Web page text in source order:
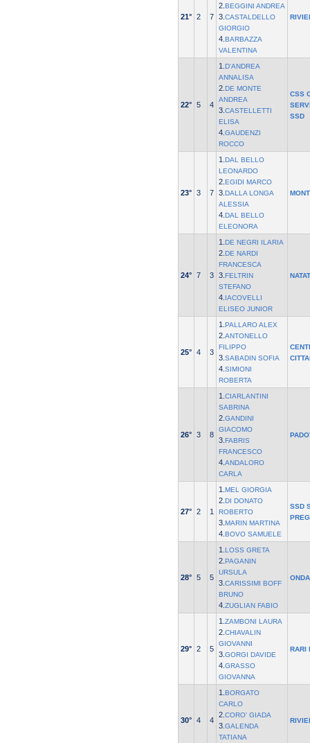
21° 2 7
2. BEGGINI ANDREA
3. CASTALDELLO
GIORGIO
4. BARBAZZA
VALENTINA
22° 5 4
1. D'ANDREA
ANNALISA
2. DE MONTE
ANDREA
3. CASTELLETTI
ELISA
4. GAUDENZI
ROCCO
CSS
SSD
23° 3 7
1. DAL BELLO
LEONARDO
2. EGIDI MARCO
3. DALLA LONGA
ALESSIA
4. DAL BELLO
ELEONORA
24° 7 3
1. DE NEGRI ILARIA
2. DE NARDI
FRANCESCA
3. FELTRIN
STEFANO
4. IACOVELLI
ELISEO JUNIOR
25° 4 3
1. PALLARO ALEX
2. ANTONELLO
FILIPPO
3. SABADIN SOFIA
4. SIMIONI
ROBERTA
26° 3 8
1. CIARLANTINI
SABRINA
2. GANDINI
GIACOMO
3. FABRIS
FRANCESCO
4. ANDALORO
CARLA
27° 2 1
1. MEL GIORGIA
2. DI DONATO
ROBERTO
3. MARIN MARTINA
4. BOVO SAMUELE
SSD
28° 5 5
1. LOSS GRETA
2. PAGANIN
URSULA
3. CARISSIMI BOFF
BRUNO
4. ZUGLIAN FABIO
29° 2 5
1. ZAMBONI LAURA
2. CHIAVALIN
GIOVANNI
3. GORGI DAVIDE
4. GRASSO
GIOVANNA
RARI
30° 4 4
1. BORGATO
CARLO
2. CORO' GIADA
3. GALENDA
TATIANA